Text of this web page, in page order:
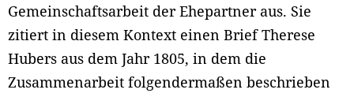
Gemeinschaftsarbeit der Ehepartner aus. Sie
zitiert in diesem Kontext einen Brief Therese
Hubers aus dem Jahr 1805, in dem die
Zusammenarbeit folgendermaßen beschrieben